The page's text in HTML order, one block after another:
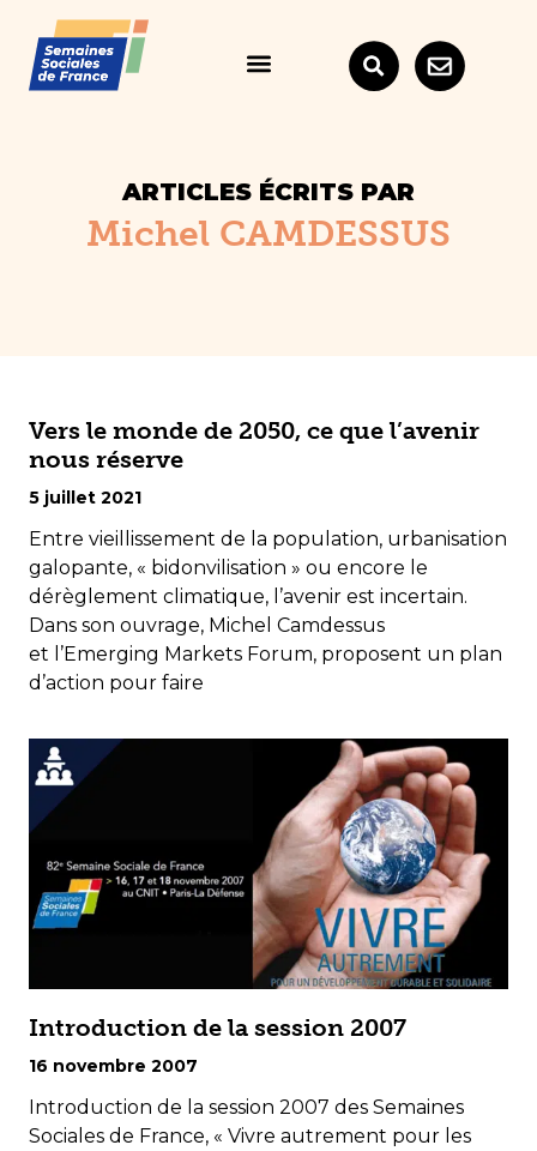
ARTICLES ÉCRITS PAR
Michel CAMDESSUS
Vers le monde de 2050, ce que l’avenir
nous réserve
5 juillet 2021
Entre vieillissement de la population, urbanisation
galopante, « bidonvilisation » ou encore le
dérèglement climatique, l’avenir est incertain.
Dans son ouvrage, Michel Camdessus
et l’Emerging Markets Forum, proposent un plan
d’action pour faire
Introduction de la session 2007
16 novembre 2007
Introduction de la session 2007 des Semaines
Sociales de France, « Vivre autrement pour les